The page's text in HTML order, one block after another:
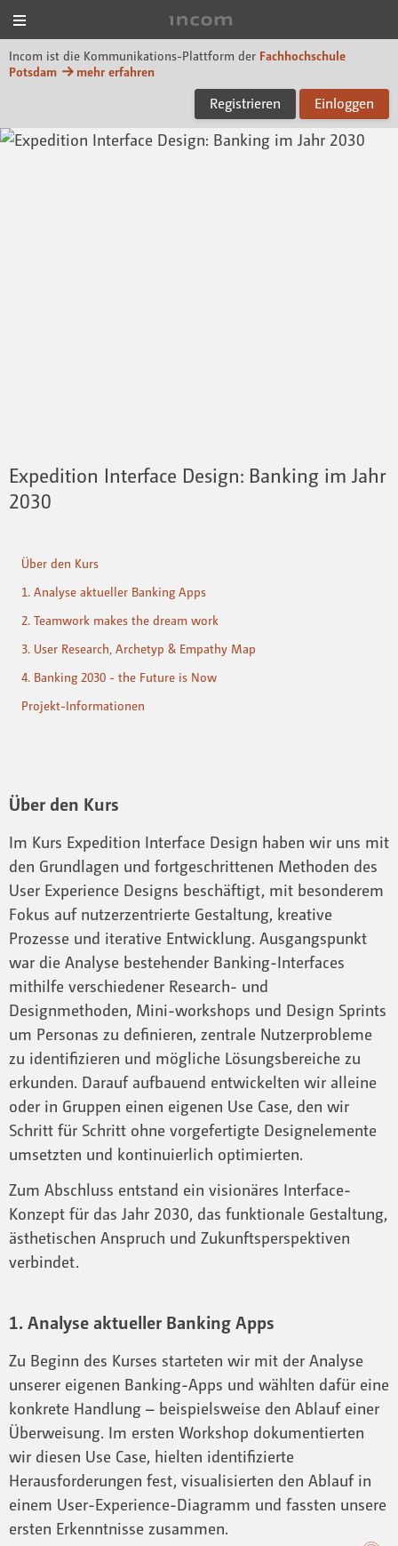
Incom ist die Kommunikations-Plattform der Fachhochschule
Potsdam
mehr erfahren
Registrieren Einloggen
Expedition Interface Design: Banking im Jahr
2030
Über den Kurs
1. Analyse aktueller Banking Apps
2. Teamwork makes the dream work
3. User Research, Archetyp & Empathy Map
4. Banking 2030 - the Future is Now
Projekt-Informationen
Über den Kurs
Im Kurs Expedition Interface Design haben wir uns mit
den Grundlagen und fortgeschrittenen Methoden des
User Experience Designs beschäftigt, mit besonderem
Fokus auf nutzerzentrierte Gestaltung, kreative
Prozesse und iterative Entwicklung. Ausgangspunkt
war die Analyse bestehender Banking-Interfaces
mithilfe verschiedener Research- und
Designmethoden, Mini-workshops und Design Sprints
um Personas zu definieren, zentrale Nutzerprobleme
zu identifizieren und mögliche Lösungsbereiche zu
erkunden. Darauf aufbauend entwickelten wir alleine
oder in Gruppen einen eigenen Use Case, den wir
Schritt für Schritt ohne vorgefertigte Designelemente
umsetzten und kontinuierlich optimierten.
Zum Abschluss entstand ein visionäres Interface-
Konzept für das Jahr 2030, das funktionale Gestaltung,
ästhetischen Anspruch und Zukunftsperspektiven
verbindet.
1. Analyse aktueller Banking Apps
Zu Beginn des Kurses starteten wir mit der Analyse
unserer eigenen Banking-Apps und wählten dafür eine
konkrete Handlung – beispielsweise den Ablauf einer
Überweisung. Im ersten Workshop dokumentierten
wir diesen Use Case, hielten identifizierte
Herausforderungen fest, visualisierten den Ablauf in
einem User-Experience-Diagramm und fassten unsere
ersten Erkenntnisse zusammen.